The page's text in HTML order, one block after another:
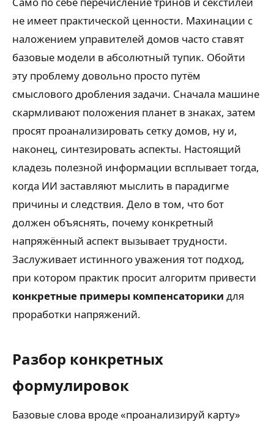
не имеет практической ценности. Махинации с
наложением управителей домов часто ставят
базовые модели в абсолютный тупик. Обойти
эту проблему довольно просто путём
смыслового дробления задачи. Сначала машине
скармливают положения планет в знаках, затем
просят проанализировать сетку домов, ну и,
наконец, синтезировать аспекты. Настоящий
кладезь полезной информации всплывает тогда,
когда ИИ заставляют мыслить в парадигме
причины и следствия. Дело в том, что бот
должен объяснять, почему конкретный
напряжённый аспект вызывает трудности.
Заслуживает истинного уважения тот подход,
при котором практик просит алгоритм привести
конкретные примеры компенсаторики для
проработки напряжений.
Разбор конкретных
формулировок
Базовые слова вроде «проанализируй карту»